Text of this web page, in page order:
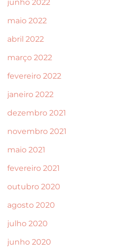
junho 2022
maio 2022
abril 2022
março 2022
fevereiro 2022
janeiro 2022
dezembro 2021
novembro 2021
maio 2021
fevereiro 2021
outubro 2020
agosto 2020
julho 2020
junho 2020